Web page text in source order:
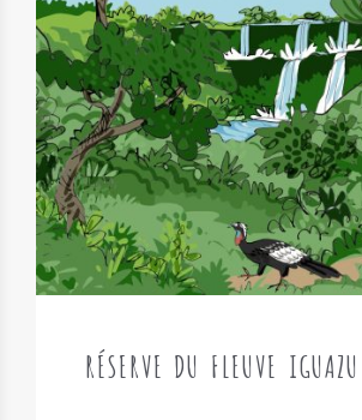
RÉSERVE DU FLEUVE IGUAZU